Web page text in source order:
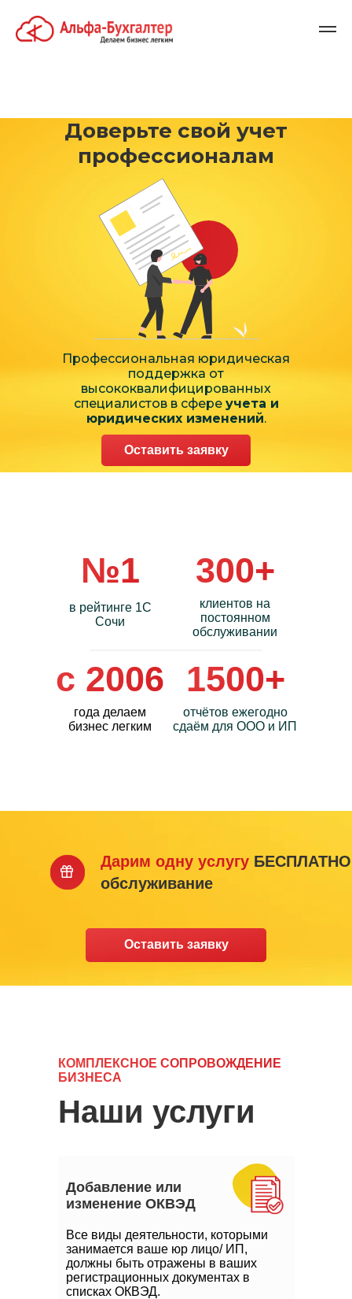
Доверьте свой учет
профессионалам
Оставить заявку
Профессиональная юридическая
поддержка от
высококвалифицированных
специалистов в сфере учета и
юридических изменений.
с 2006
года делаем
бизнес легким
300+
клиентов на
постоянном
обслуживании
№1
в рейтинге 1С
Сочи
1500+
отчётов ежегодно
сдаём для ООО и ИП
Дарим одну услугу БЕСПЛАТНО
обслуживание
Оставить заявку
Добавление или
изменение ОКВЭД
Все виды деятельности, которыми
занимается ваше юр лицо/ ИП,
должны быть отражены в ваших
регистрационных документах в
списках ОКВЭД.
КОМПЛЕКСНОЕ СОПРОВОЖДЕНИЕ
БИЗНЕСА
Наши услуги